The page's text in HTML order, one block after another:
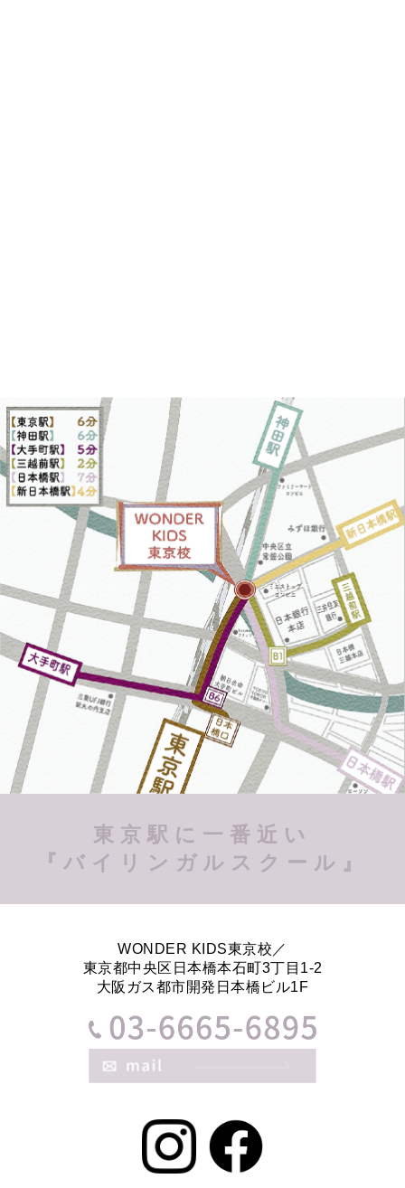
東京駅に一番近い
『バイリンガルスクール』
WONDER KIDS東京校／
東京都中央区日本橋本石町3丁目1-2
大阪ガス都市開発日本橋ビル1F